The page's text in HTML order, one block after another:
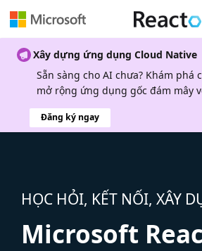
Xây dựng ứng dụng Cloud Native
Sẵn sàng cho AI chưa? Khám phá
mở rộng ứng dụng gốc đám mây
Đăng ký ngay
HỌC HỎI, KẾT NỐI, XÂY
Microsoft